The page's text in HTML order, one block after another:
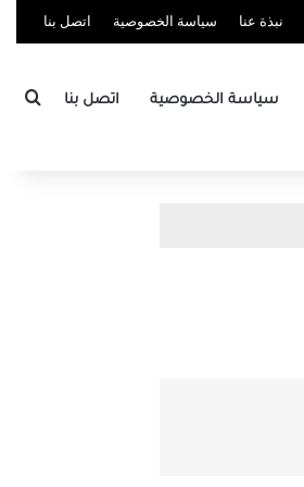
نبذة عنا سياسة الخصوصية اتصل بنا
سياسة الخصوصية اتصل بنا